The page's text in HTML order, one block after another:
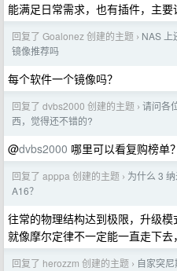
能满足日常需求，也有插件，主要
回复了 Goalonez 创建的主题 › NAS 上
镜像推荐吗
每个软件一个镜像吗？
回复了 dvbs2000 创建的主题 › 请问各
西，觉得还不错的?
@dvbs2000 哪里可以看复购榜单
回复了 apppa 创建的主题 › 为什么 3
A16？
往常的物理结构达到极限，升级
就像摩尔定律不一定能一直走下
回复了 herozzm 创建的主题 › 自家突